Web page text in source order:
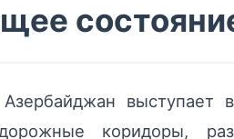
Азербайджан выступает
коридоры,